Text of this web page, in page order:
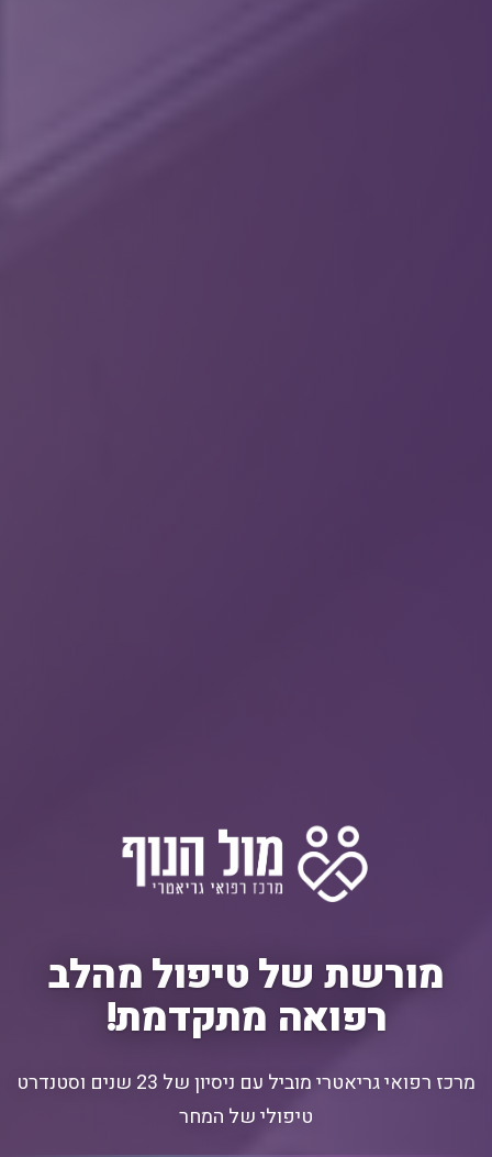
מורשת של טיפול מהלב
רפואה מתקדמת!
מרכז רפואי גריאטרי מוביל עם ניסיון של 23 שנים וסטנדרט
טיפולי של המחר